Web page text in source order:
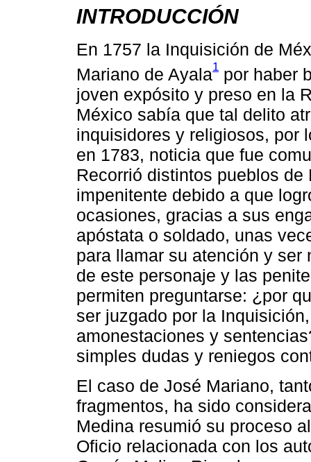
INTRODUCCIÓN
En 1757 la Inquisición de
Mariano de Ayala1 por haber
joven expósito y preso en la
México sabía que tal delito
inquisidores y religiosos, por
en 1783, noticia que fue
Recorrió distintos pueblos
impenitente debido a que
ocasiones, gracias a sus
apóstata o soldado, unas
para llamar su atención y
de este personaje y las
permiten preguntarse: ¿por
ser juzgado por la
amonestaciones y
simples dudas y reniegos
El caso de José Mariano,
fragmentos, ha sido
Medina resumió su proceso
Oficio relacionada con los